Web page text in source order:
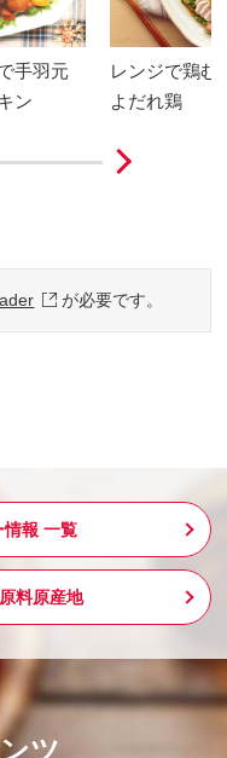
手羽元
ン
レンジで鶏む
よだれ鶏
が必要です。
情報 一覧
料原産地
ツ